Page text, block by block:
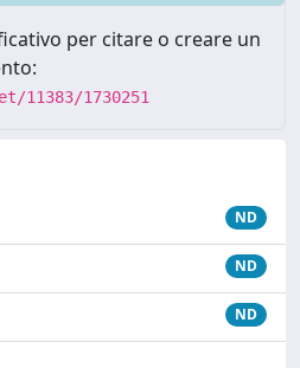
per citare o creare un
1730251
ND
ND
ND